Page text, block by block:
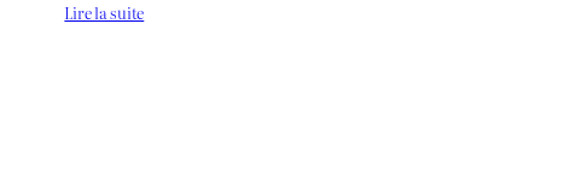
Lire la suite